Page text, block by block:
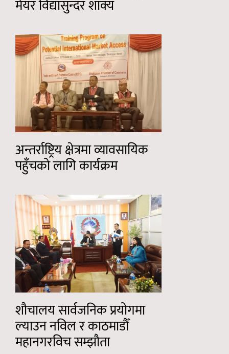
मेयर विद्यासुन्दर शाक्य
अन्तर्राष्ट्रिय क्षेत्रमा व्यावसायिक
पहुँचको लागि कार्यक्रम
शौचालय सार्वजनिक प्रयोगमा
ल्याउन नविल र काठमाडौँ
महानगरविच सम्झौता